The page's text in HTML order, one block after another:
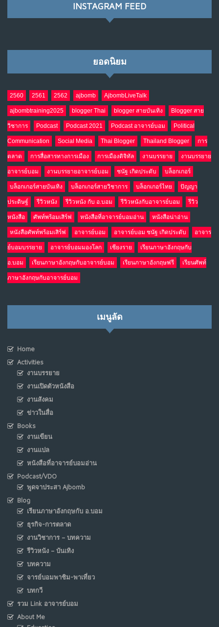
เมื่อโลกออนไลน์ กลายเป็น“ศาลเตี้ย”
9
NO COMMENTS
10 อินโดนีเซีย กับเกมอำนาจที่มองไม่เห็น
เม.ย. 19, 2026
NO COMMENTS
INSTAGRAM FEED
ยอดนิยม
2560 2561 2562 ajbomb AjbombLiveTalk
ajbombtraining2025 blogger Thai blogger สายบันเทิง Blogger สาย
วิชาการ Podcast Podcast 2021 Podcast อาจารย์บอม Political
Communication Social Media Thai Blogger Thailand Blogger การ
ตลาด การสื่อสารทางการเมือง การเมืองดิจิทัล งานบรรยาย งานบรรยาย
อาจารย์บอม งานบรรยายอาจารย์บอม ชนัฐ เกิดประดับ บล็อกเกอร์
บล็อกเกอร์สายบันเทิง บล็อกเกอร์สายวิชาการ บล็อกเกอร์ไทย ปัญญา
ประดิษฐ์ รีวิวหนัง รีวิวหนัง กับ อ.บอม รีวิวหนังกับอาจารย์บอม รีวิว
หนังสือ ศัพท์พร้อมเสิร์ฟ หนังสือที่อาจารย์บอมอ่าน หนังสือน่าอ่าน
หนังสือศัพท์พร้อมเสิร์ฟ อาจารย์บอม อาจารย์บอม ชนัฐ เกิดประดับ อาจาร
ย์บอมบรรยาย อาจารย์บอมมองโลก เชียงราย เรียนภาษาอังกฤษกับ
อ.บอม เรียนภาษาอังกฤษกับอาจารย์บอม เรียนภาษาอังกฤษฟรี เรียนศัพท์
ภาษาอังกฤษกับอาจารย์บอม
เมนูลัด
Home
Activities
งานบรรยาย
งานเปิดตัวหนังสือ
งานสังคม
ข่าวในสื่อ
Books
งานเขียน
งานแปล
หนังสือที่อาจารย์บอมอ่าน
Podcast/VDO
พูดจาประสา Ajbomb
Blog
เรียนภาษาอังกฤษกับ อ.บอม
ธุรกิจ-การตลาด
งานวิชาการ – บทความ
รีวิวหนัง – บันเทิง
บทความ
จารย์บอมพาชิม-พาเที่ยว
บทกวี
รวม Link อาจารย์บอม
About Me